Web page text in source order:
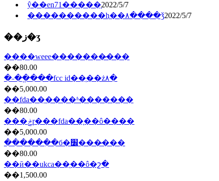
ŷ��en71�����֤2022/5/7
����������ⱨ��۸����ǯ2022/5/7
��ز�ʒ
����weee�������̷���
��80.00
�˶��ֱ���fcc id��֤��ż۸�
��5,000.00
��fda��֤����ʱ�������
��80.00
���ݲɼ���fda��֤��ô����
��5,000.00
������ִ�б�׼���̷���
��80.00
��ӣ��ukca��֤��ô�շ�
��1,500.00